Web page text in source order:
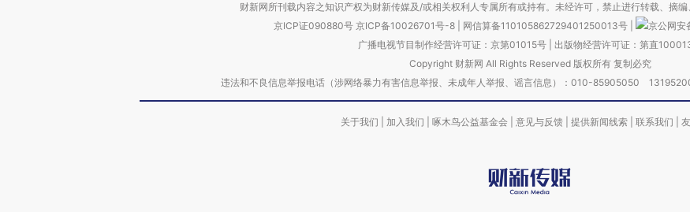
财新网所刊载内容之知识产权为财新传媒及/或相关权利人专属所有或持有。未经许可，禁止进行转载、摘编
京ICP证090880号 京ICP备10026701号-8 网信算备110105862729401250013号
京公网安
广播电视节目制作经营许可证：京第01015号| 出版物经营许可证：第直
Copyright 财新网 All Rights Reserved 版权所有 复制必究
违法和不良信息举报电话（涉网络暴力有害信息举报、未成年人举报、谣言信息）：010-85905050
关于我们 加入我们 啄木鸟公益基金会 意见与反馈 提供新闻线索 联系我们